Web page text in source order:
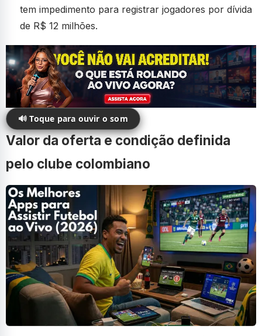
tem impedimento para registrar jogadores por dívida
de R$ 12 milhões.
🔊 Toque para ouvir o som
Valor da oferta e condição definida
pelo clube colombiano